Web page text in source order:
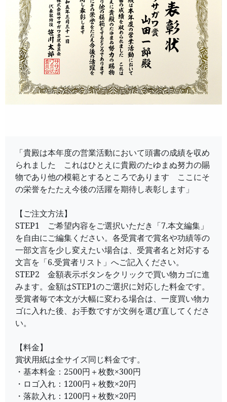
「貴殿は本年度の営業活動において頭書の成績を収め
られました これはひとえに貴殿のたゆまぬ努力の賜
物であり他の模範とするところであります ここにそ
の栄誉をたたえ今後の活躍を期待し表彰します」
【ご注文方法】
STEP1 ご希望内容をご選択いただき「7.本文編集」
を自由にご編集ください。各受賞者で賞名や功績等の
一部文言を少し変えたい場合は、受賞者名と対応する
文言を「6.受賞者リスト」へご記入ください。
STEP2 金額表示ボタンをクリックで買い物カゴに進
みます。金額はSTEP1のご選択に対応した料金です。
受賞者毎で本文が大幅に変わる場合は、一度買い物カ
ゴに入れた後、お手数ですが文例を選び直してくださ
い。
【料金】
賞状用紙は全サイズ同じ料金です。
・基本料金：2500円＋枚数×300円
・ロゴ入れ：1200円＋枚数×20円
・落款入れ：1200円＋枚数×20円